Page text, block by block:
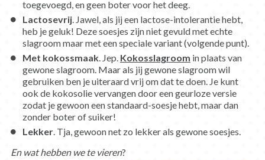
toegevoegd, en geen boter voor het deeg.
Lactosevrij. Jawel, als jij een lactose-intolerantie hebt,
heb je geluk! Deze soesjes zijn niet gevuld met echte
slagroom maar met een speciale variant (volgende punt).
Met kokossmaak. Jep. Kokosslagroom in plaats van
gewone slagroom. Maar als jij gewone slagroom wil
gebruiken ben je uiteraard vrij om dat te doen. Je kunt
ook de kokosolie vervangen door een geurloze versie
zodat je gewoon een standaard-soesje hebt, maar dan
zonder boter of suiker!
Lekker. Tja, gewoon net zo lekker als gewone soesjes.
En wat hebben we te vieren?